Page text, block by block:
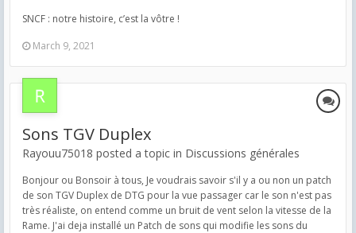
SNCF : notre histoire, c’est la vôtre !
March 9, 2021
Sons TGV Duplex
Rayouu75018 posted a topic in Discussions générales
Bonjour ou Bonsoir à tous, Je voudrais savoir s'il y a ou non un patch
de son TGV Duplex de DTG pour la vue passager car le son n'est pas
très réaliste, on entend comme un bruit de vent selon la vitesse de la
Rame. J'ai deja installé un Patch de sons qui modifie les sons du